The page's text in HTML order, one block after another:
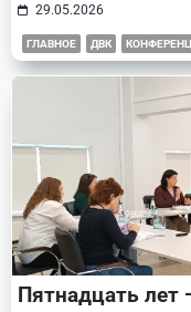
29.05.2026
ГЛАВНОЕ ДВК
Пятнадцать лет